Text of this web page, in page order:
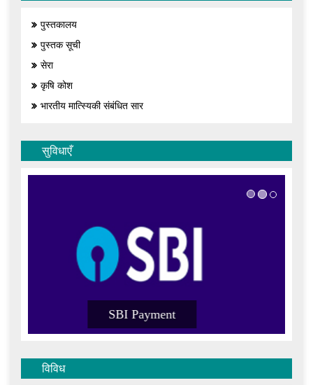
पुस्तकालय
पुस्तक सूची
सेरा
कृषि कोश
भारतीय मात्स्यिकी संबंधित सार
सुविधाएँ
SBI Payment
विविध